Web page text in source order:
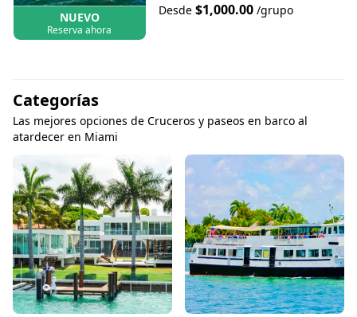
NUEVO
Reserva ahora
Desde $1,000.00/grupo
Categorías
Las mejores opciones de Cruceros y paseos en barco al
atardecer en Miami